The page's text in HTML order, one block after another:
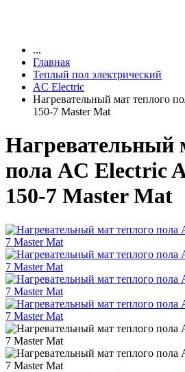
...
Главная
Теплый пол электрический
AC Electric
Нагревательный мат теплого
150-7 Master Mat
Нагревательный
пола AC Electric
150-7 Master Mat